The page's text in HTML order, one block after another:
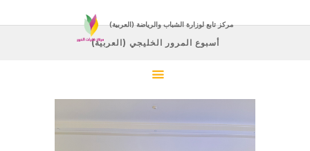
(العربية) مركز تابع لوزارة الشباب والرياضة
(العربية) أسبوع المرور الخليجي